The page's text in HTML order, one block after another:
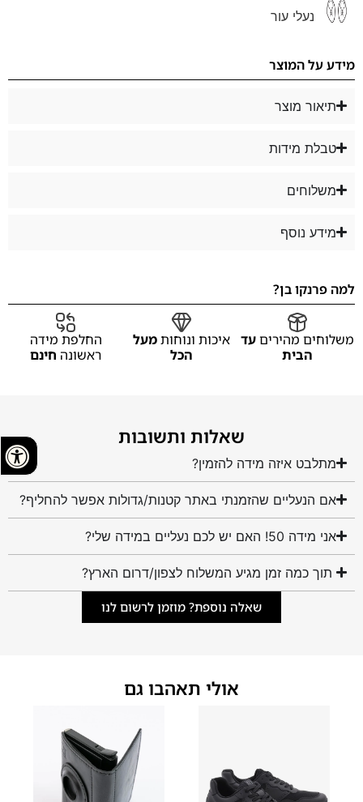
נעלי עור
מידע על המוצר
תיאור מוצר
טבלת מידות
משלוחים
מידע נוסף
למה פרנקו בן?
משלוחים מהיריםעד
הבית
איכות ונוחותמעל
הכל
החלפת מידה
ראשונה חינם
שאלות ותשובות
מתלבט איזה מידה להזמין?
אם הנעליים שהזמנתי באתר קטנות/גדולות אפשר להחליף?
אני מידה 50! האם יש לכם נעליים במידה שלי?
תוך כמה זמן מגיע המשלוח לצפון/דרום הארץ?
שאלה נוספת? מוזמן לרשום לנו
אולי תאהבו גם